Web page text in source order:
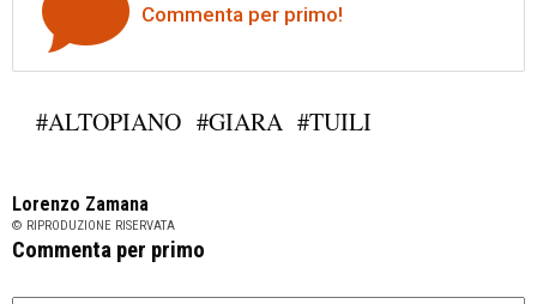
Commenta per primo!
#ALTOPIANO #GIARA #TUILI
Lorenzo Zamana
© RIPRODUZIONE RISERVATA
Commenta per primo